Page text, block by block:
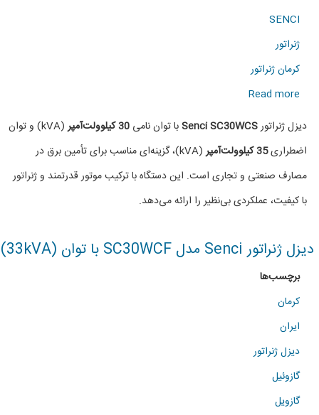
SENCI
ژنراتور
کرمان ژنراتور
Read more
about
دیزل
ژنراتور
SENCI
SC30WCS
دیزل ژنراتورSenci SC30WCSبا توان نامی 30 کیلوولت‌آمپر
(kVA) و توان
اضطراری35 کیلوولت‌آمپر
(kVA)، گزینه‌ای مناسب برای تأمین برق در
مصارف صنعتی و تجاری است. این دستگاه با ترکیب موتور قدرتمند و ژنراتور
با کیفیت، عملکردی بی‌نظیر را ارائه می‌دهد.
دیزل ژنراتور Senci مدل SC30WCF با توان (33kVA)
برچسب‌ها
کرمان
ایران
دیزل ژنراتور
گازوئیل
گازویل